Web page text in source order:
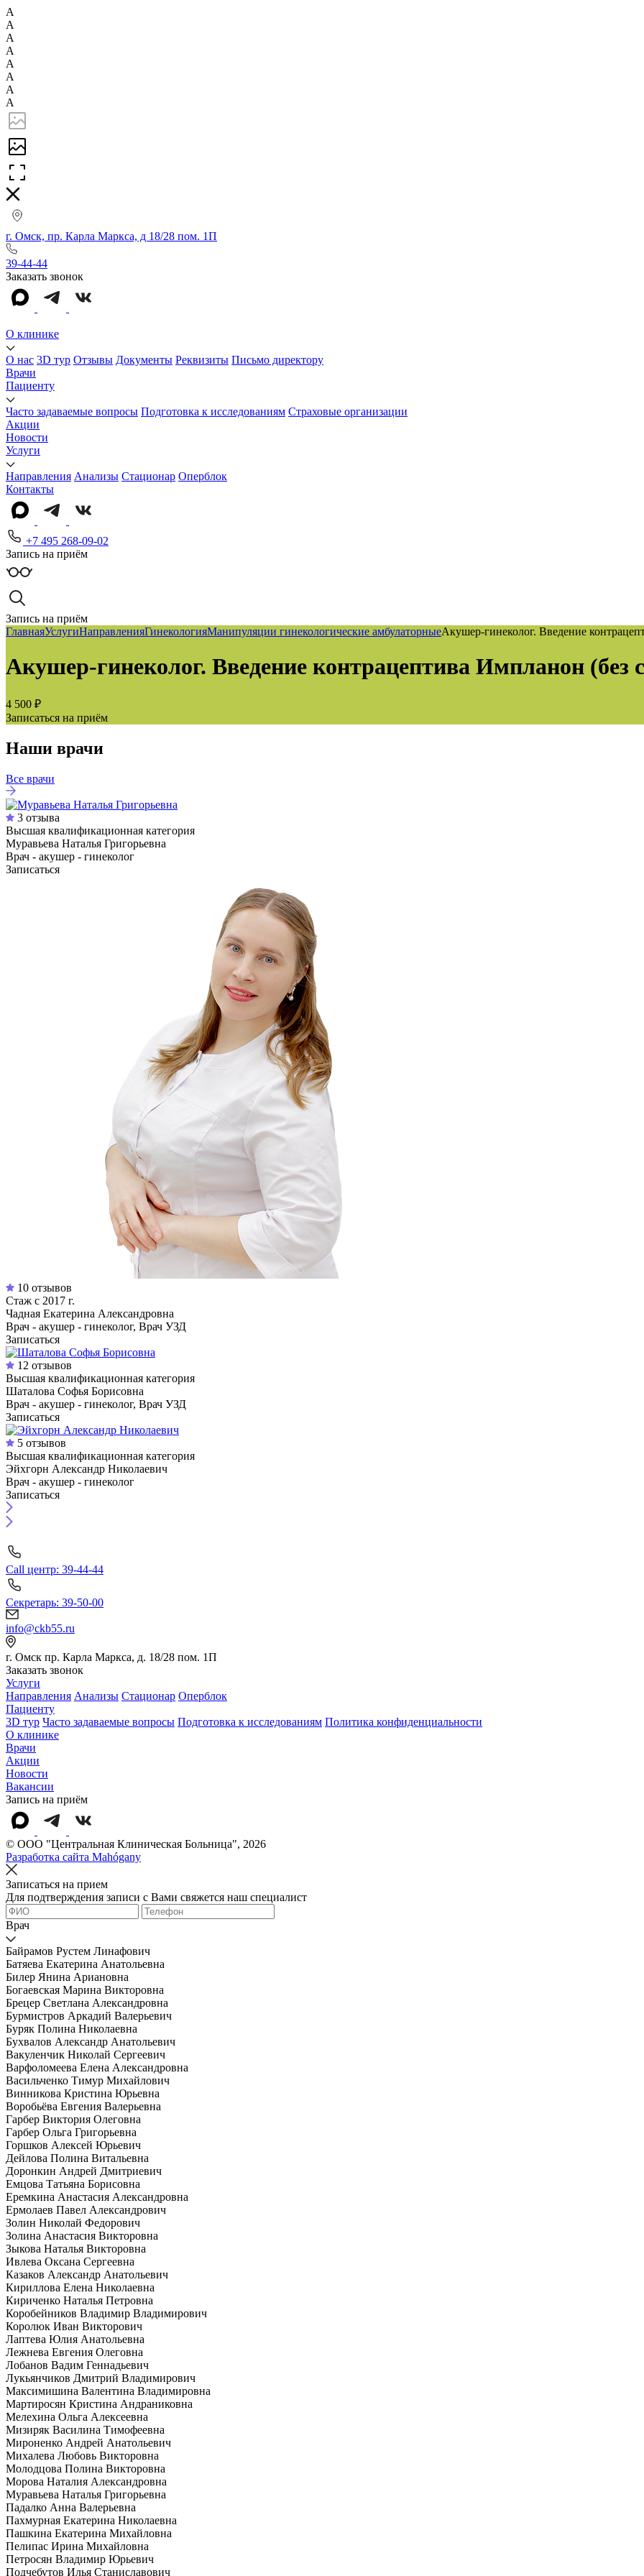
А
А
А
А
А
А
А
А
г. Омск, пр. Карла Маркса, д 18/28 пом. 1П
39-44-44
Заказать звонок
О клинике
О нас 3D тур Отзывы Документы Реквизиты Письмо директору
Врачи
Пациенту
Часто задаваемые вопросы Подготовка к исследованиям Страховые организации
Акции
Новости
Услуги
Направления Анализы Стационар Оперблок
Контакты
+7 495 268-09-02
Запись на приём
Запись на приём
ГлавнаяУслугиНаправленияГинекологияМанипуляции гинекологические амбулаторныеАкушер-гинеколог. Введение
Акушер-гинеколог. Введение контрацептива Импланон (без
4 500 ₽
Записаться на приём
Наши врачи
Все врачи
3 отзыва
Высшая квалификационная категория
Муравьева Наталья Григорьевна
Врач - акушер - гинеколог
Записаться
10 отзывов
Стаж с 2017 г.
Чадная Екатерина Александровна
Врач - акушер - гинеколог, Врач УЗД
Записаться
12 отзывов
Высшая квалификационная категория
Шаталова Софья Борисовна
Врач - акушер - гинеколог, Врач УЗД
Записаться
5 отзывов
Высшая квалификационная категория
Эйхгорн Александр Николаевич
Врач - акушер - гинеколог
Записаться
Call центр: 39-44-44
Секретарь: 39-50-00
info@ckb55.ru
г. Омск пр. Карла Маркса, д. 18/28 пом. 1П
Заказать звонок
Услуги
Направления Анализы Стационар Оперблок
Пациенту
3D тур Часто задаваемые вопросы Подготовка к исследованиям Политика конфиденциальности
О клинике
Врачи
Акции
Новости
Вакансии
Запись на приём
© OOO "Центральная Клиническая Больница", 2026
Разработка сайта Mahógany
Записаться на прием
Для подтверждения записи с Вами свяжется наш специалист
Врач
Байрамов Рустем Линафович
Батяева Екатерина Анатольевна
Билер Янина Ариановна
Богаевская Марина Викторовна
Брецер Светлана Александровна
Бурмистров Аркадий Валерьевич
Буряк Полина Николаевна
Бухвалов Александр Анатольевич
Вакуленчик Николай Сергеевич
Варфоломеева Елена Александровна
Васильченко Тимур Михайлович
Винникова Кристина Юрьевна
Воробьёва Евгения Валерьевна
Гарбер Виктория Олеговна
Гарбер Ольга Григорьевна
Горшков Алексей Юрьевич
Дейлова Полина Витальевна
Доронкин Андрей Дмитриевич
Емцова Татьяна Борисовна
Еремкина Анастасия Александровна
Ермолаев Павел Александрович
Золин Николай Федорович
Золина Анастасия Викторовна
Зыкова Наталья Викторовна
Ивлева Оксана Сергеевна
Казаков Александр Анатольевич
Кириллова Елена Николаевна
Кириченко Наталья Петровна
Коробейников Владимир Владимирович
Королюк Иван Викторович
Лаптева Юлия Анатольевна
Лежнева Евгения Олеговна
Лобанов Вадим Геннадьевич
Лукьянчиков Дмитрий Владимирович
Максимишина Валентина Владимировна
Мартиросян Кристина Андраниковна
Мелехина Ольга Алексеевна
Мизиряк Василина Тимофеевна
Мироненко Андрей Анатольевич
Михалева Любовь Викторовна
Молодцова Полина Викторовна
Морова Наталия Александровна
Муравьева Наталья Григорьевна
Падалко Анна Валерьевна
Пахмурная Екатерина Николаевна
Пашкина Екатерина Михайловна
Пелипас Ирина Михайловна
Петросян Владимир Юрьевич
Подчебутов Илья Станиславович